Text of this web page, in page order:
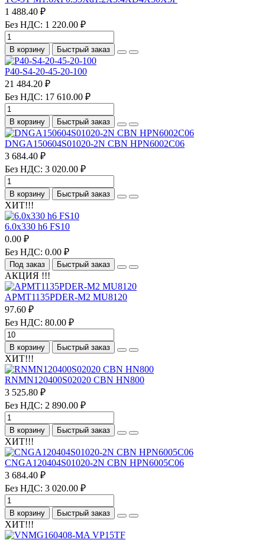
1 488.40 ₽
Без НДС: 1 220.00 ₽
В корзину Быстрый заказ
P40-S4-20-45-20-100
21 484.20 ₽
Без НДС: 17 610.00 ₽
В корзину Быстрый заказ
DNGA150604S01020-2N CBN HPN6002C06
3 684.40 ₽
Без НДС: 3 020.00 ₽
В корзину Быстрый заказ
ХИТ!!!
6.0х330 h6 FS10
0.00 ₽
Без НДС: 0.00 ₽
Под заказ Быстрый заказ
АКЦИЯ !!!
APMT1135PDER-M2 MU8120
97.60 ₽
Без НДС: 80.00 ₽
В корзину Быстрый заказ
ХИТ!!!
RNMN120400S02020 CBN HN800
3 525.80 ₽
Без НДС: 2 890.00 ₽
В корзину Быстрый заказ
ХИТ!!!
CNGA120404S01020-2N CBN HPN6005C06
3 684.40 ₽
Без НДС: 3 020.00 ₽
В корзину Быстрый заказ
ХИТ!!!